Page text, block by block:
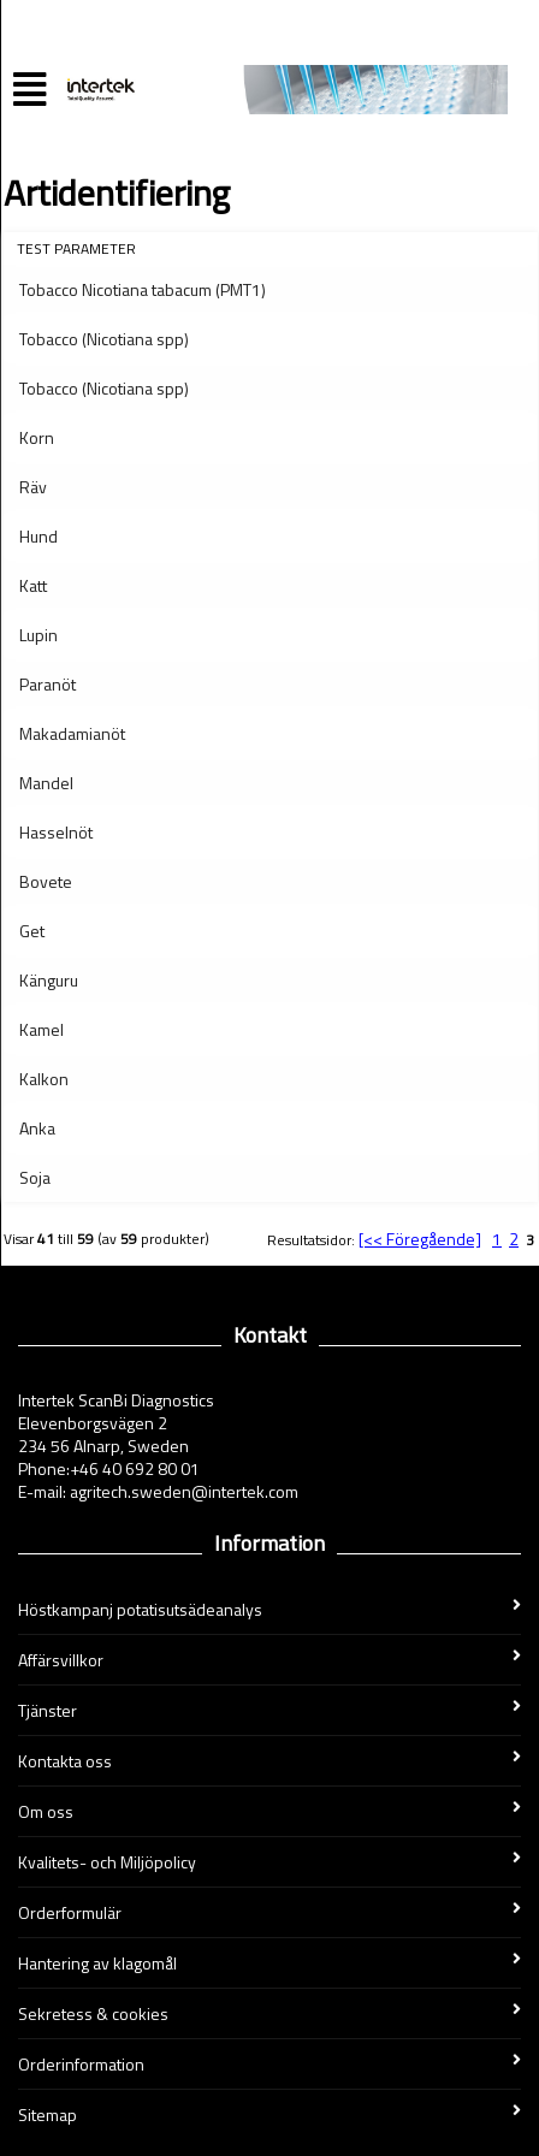
Artidentifiering
TEST PARAMETER
Tobacco Nicotiana tabacum (PMT1)
Tobacco (Nicotiana spp)
Tobacco (Nicotiana spp)
Korn
Räv
Hund
Katt
Lupin
Paranöt
Makadamianöt
Mandel
Hasselnöt
Bovete
Get
Känguru
Kamel
Kalkon
Anka
Soja
Visar41 till 59 (av59 produkter) Resultatsidor: [<< Föregående] 1 2 3
Kontakt
Intertek ScanBi Diagnostics
Elevenborgsvägen 2
234 56 Alnarp, Sweden
Phone:+46 40 692 80 01
E-mail: agritech.sweden@intertek.com
Information
Höstkampanj potatisutsädeanalys
Affärsvillkor
Tjänster
Kontakta oss
Om oss
Kvalitets- och Miljöpolicy
Orderformulär
Hantering av klagomål
Sekretess & cookies
Orderinformation
Sitemap